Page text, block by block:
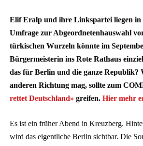
Elif Eralp und ihre Linkspartei liegen in
Umfrage zur Abgeordnetenhauswahl
türkischen Wurzeln könnte im
Bürgermeisterin ins Rote Rathaus
das für Berlin und die ganze Republik?
anderen Richtung mag, sollte zum
rettet Deutschland» greifen. Hier mehr
Es ist ein früher Abend in Kreuzberg.
wird das eigentliche Berlin sichtbar. Die